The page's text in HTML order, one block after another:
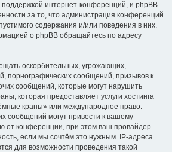
поддержкой интернет-конференций, и phpBB
за то, что администрация конференций
содержания и/или поведения в них.
о phpBB обращайтесь по адресу
оскорбительных, угрожающих,
порнографических сообщений, призывов к
сообщений, которые могут нарушить
которая предоставляет услуги хостинга
краны» или международное право.
сообщений могут привести к вашему
от конференции, при этом ваш провайдер
если мы сочтём это нужным. IP-адреса
для возможности проведения такой